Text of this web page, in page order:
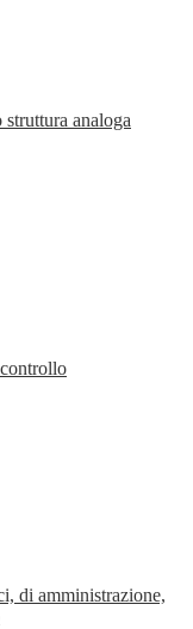
analoga
di amministrazione,